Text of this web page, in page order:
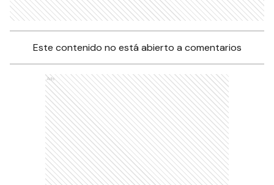
Este contenido no está abierto a comentarios
Ads